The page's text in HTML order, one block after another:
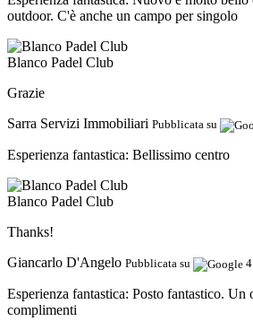
outdoor. C'è anche un campo per singolo
Blanco Padel Club
Grazie
Sarra Servizi Immobiliari Pubblicata su
Esperienza fantastica: Bellissimo centro
Blanco Padel Club
Thanks!
Giancarlo D'Angelo Pubblicata su
Esperienza fantastica: Posto fantastico. Un
complimenti